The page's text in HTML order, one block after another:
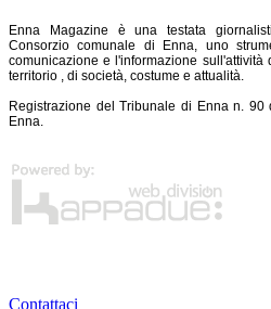
Enna Magazine è una testata
Consorzio comunale di Enna, uno
comunicazione e l'informazione
territorio , di società, costume e attualità.
Registrazione del Tribunale di Enna n.
Enna.
Contattaci